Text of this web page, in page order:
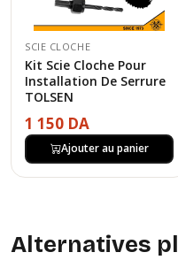
SCIE CLOCHE
Kit Scie Cloche Pour
Installation De Serrure
TOLSEN
1 150 DA
Ajouter au panier
Alternatives